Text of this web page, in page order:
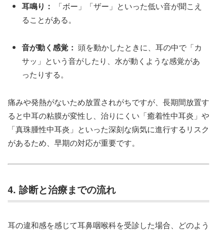
耳鳴り：
「ボー」「ザー」といった低い音が聞こえ
ることがある。
音が動く感覚： 頭を動かしたときに、耳の中で「カ
サッ」という音がしたり、水が動くような感覚があ
ったりする。
痛みや発熱がないため放置されがちですが、長期間放置す
ると中耳の粘膜が変性し、治りにくい「癒着性中耳炎」や
「真珠腫性中耳炎」といった深刻な病気に進行するリスク
があるため、早期の対応が重要です。
4. 診断と治療までの流れ
耳の違和感を感じて耳鼻咽喉科を受診した場合、どのよう